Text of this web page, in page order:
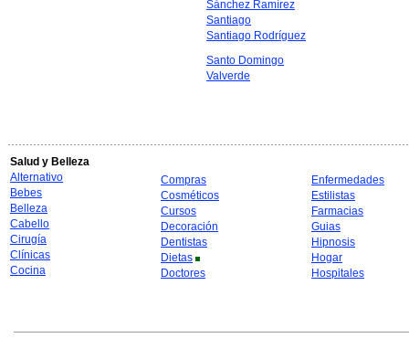
Sánchez Ramírez
Santiago
Santiago Rodríguez
Santo Domingo
Valverde
Salud y Belleza
Alternativo
Bebes
Belleza
Cabello
Cirugía
Clínicas
Cocina
Compras
Cosméticos
Cursos
Decoración
Dentistas
Dietas
Doctores
Enfermedades
Estilistas
Farmacias
Guias
Hipnosis
Hogar
Hospitales